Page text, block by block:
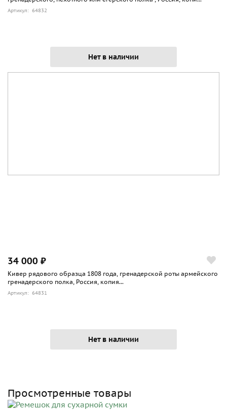
Артикул: 64832
Нет в наличии
34 000 ₽
Кивер рядового образца 1808 года, гренадерской роты армейского
гренадерского полка, Россия, копия...
Артикул: 64831
Нет в наличии
Просмотренные товары